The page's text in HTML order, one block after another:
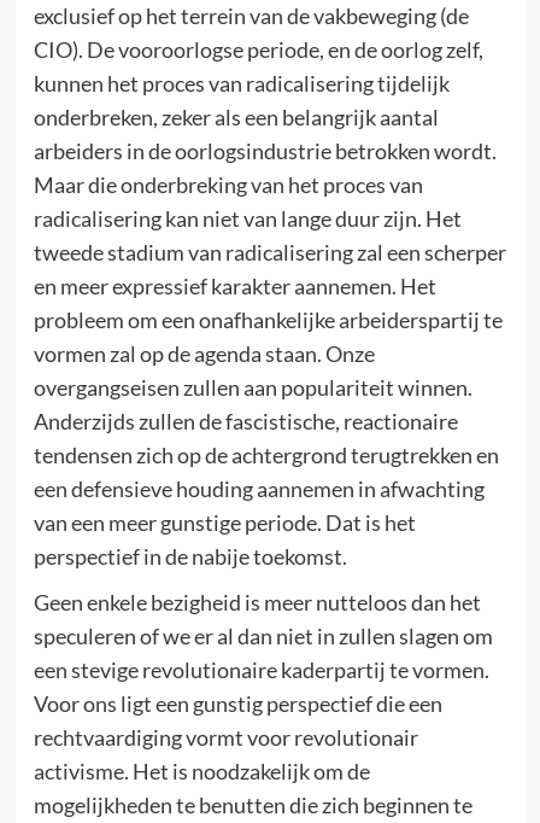
exclusief op het terrein van de vakbeweging (de
CIO). De vooroorlogse periode, en de oorlog zelf,
kunnen het proces van radicalisering tijdelijk
onderbreken, zeker als een belangrijk aantal
arbeiders in de oorlogsindustrie betrokken wordt.
Maar die onderbreking van het proces van
radicalisering kan niet van lange duur zijn. Het
tweede stadium van radicalisering zal een scherper
en meer expressief karakter aannemen. Het
probleem om een onafhankelijke arbeiderspartij te
vormen zal op de agenda staan. Onze
overgangseisen zullen aan populariteit winnen.
Anderzijds zullen de fascistische, reactionaire
tendensen zich op de achtergrond terugtrekken en
een defensieve houding aannemen in afwachting
van een meer gunstige periode. Dat is het
perspectief in de nabije toekomst.
Geen enkele bezigheid is meer nutteloos dan het
speculeren of we er al dan niet in zullen slagen om
een stevige revolutionaire kaderpartij te vormen.
Voor ons ligt een gunstig perspectief die een
rechtvaardiging vormt voor revolutionair
activisme. Het is noodzakelijk om de
mogelijkheden te benutten die zich beginnen te